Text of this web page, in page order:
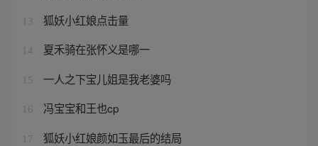
13 狐妖小红娘点击量
14 夏禾骑在张怀义是哪一
15 一人之下宝儿姐是我老婆吗
16 冯宝宝和王也cp
17 狐妖小红娘颜如玉最后的结局